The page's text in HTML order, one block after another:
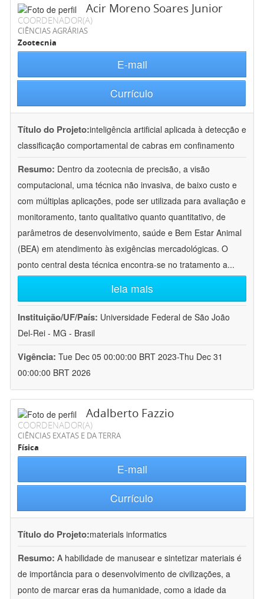
Acir Moreno Soares Junior
COORDENADOR(A)
CIÊNCIAS AGRÁRIAS
Zootecnia
E-mail
Currículo
Título do Projeto:inteligência artificial aplicada à detecção e
classificação comportamental de cabras em confinamento
Resumo: Dentro da zootecnia de precisão, a visão
computacional, uma técnica não invasiva, de baixo custo e
com múltiplas aplicações, pode ser utilizada para avaliação e
monitoramento, tanto qualitativo quanto quantitativo, de
parâmetros de desenvolvimento, saúde e Bem Estar Animal
(BEA) em atendimento às exigências mercadológicas. O
ponto central desta técnica encontra-se no tratamento a...
leia mais
Instituição/UF/País: Universidade Federal de São João
Del-Rei - MG - Brasil
Vigência: Tue Dec 05 00:00:00 BRT 2023-Thu Dec 31
00:00:00 BRT 2026
Adalberto Fazzio
COORDENADOR(A)
CIÊNCIAS EXATAS E DA TERRA
Física
E-mail
Currículo
Título do Projeto:materials informatics
Resumo: A habilidade de manusear e sintetizar materiais é
de importância para o desenvolvimento de civilizações, a
ponto de marcar eras da humanidade, como a idade da